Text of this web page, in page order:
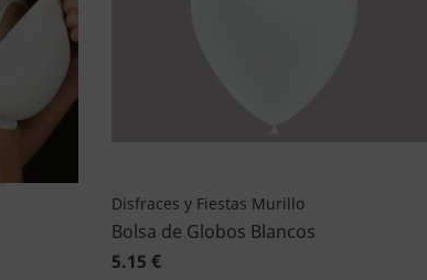
Disfraces y Fiestas Murillo
Bolsa de Globos Blancos
5.15 €